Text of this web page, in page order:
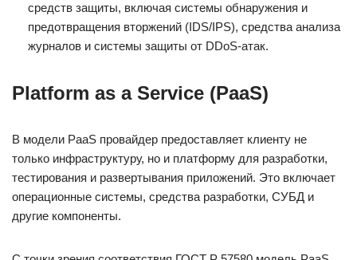
средств защиты, включая системы обнаружения и
предотвращения вторжений (IDS/IPS), средства анализа
журналов и системы защиты от DDoS-атак.
Platform as a Service (PaaS)
В модели PaaS провайдер предоставляет клиенту не
только инфраструктуру, но и платформу для разработки,
тестирования и развертывания приложений. Это включает
операционные системы, средства разработки, СУБД и
другие компоненты.